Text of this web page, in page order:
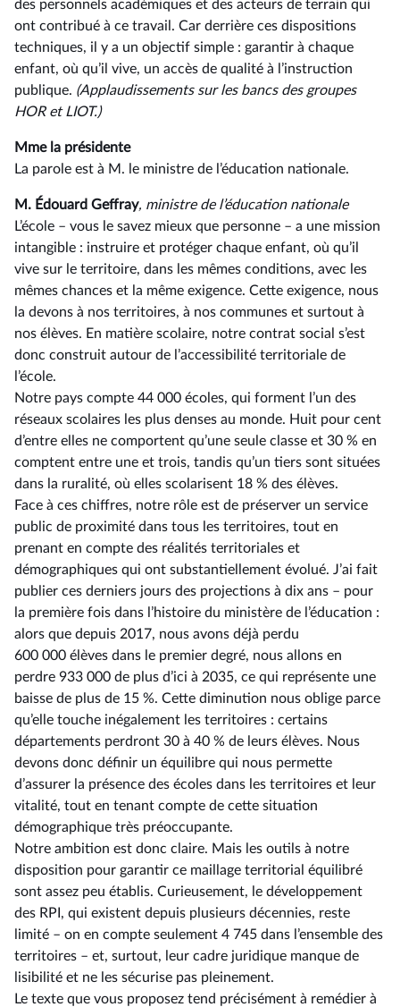
des personnels académiques et des acteurs de terrain qui
ont contribué à ce travail. Car derrière ces dispositions
techniques, il y a un objectif simple : garantir à chaque
enfant, où qu’il vive, un accès de qualité à l’instruction
publique. (Applaudissements sur les bancs des groupes
HOR et LIOT.)
Mme la présidente
La parole est à M. le ministre de l’éducation nationale.
M. Édouard Geffray, ministre de l’éducation nationale
L’école –⁠ vous le savez mieux que personne – a une mission
intangible : instruire et protéger chaque enfant, où qu’il
vive sur le territoire, dans les mêmes conditions, avec les
mêmes chances et la même exigence. Cette exigence, nous
la devons à nos territoires, à nos communes et surtout à
nos élèves. En matière scolaire, notre contrat social s’est
donc construit autour de l’accessibilité territoriale de
l’école.
Notre pays compte 44 000 écoles, qui forment l’un des
réseaux scolaires les plus denses au monde. Huit pour cent
d’entre elles ne comportent qu’une seule classe et 30 % en
comptent entre une et trois, tandis qu’un tiers sont situées
dans la ruralité, où elles scolarisent 18 % des élèves.
Face à ces chiffres, notre rôle est de préserver un service
public de proximité dans tous les territoires, tout en
prenant en compte des réalités territoriales et
démographiques qui ont substantiellement évolué. J’ai fait
publier ces derniers jours des projections à dix ans –⁠ pour
la première fois dans l’histoire du ministère de l’éducation :
alors que depuis 2017, nous avons déjà perdu
600 000 élèves dans le premier degré, nous allons en
perdre 933 000 de plus d’ici à 2035, ce qui représente une
baisse de plus de 15 %. Cette diminution nous oblige parce
qu’elle touche inégalement les territoires : certains
départements perdront 30 à 40 % de leurs élèves. Nous
devons donc définir un équilibre qui nous permette
d’assurer la présence des écoles dans les territoires et leur
vitalité, tout en tenant compte de cette situation
démographique très préoccupante.
Notre ambition est donc claire. Mais les outils à notre
disposition pour garantir ce maillage territorial équilibré
sont assez peu établis. Curieusement, le développement
des RPI, qui existent depuis plusieurs décennies, reste
limité –⁠ on en compte seulement 4 745 dans l’ensemble des
territoires – et, surtout, leur cadre juridique manque de
lisibilité et ne les sécurise pas pleinement.
Le texte que vous proposez tend précisément à remédier à